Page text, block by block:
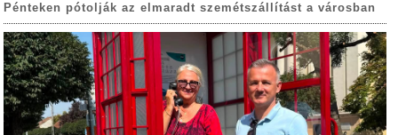
Pénteken pótolják az elmaradt szemétszállítást a városban